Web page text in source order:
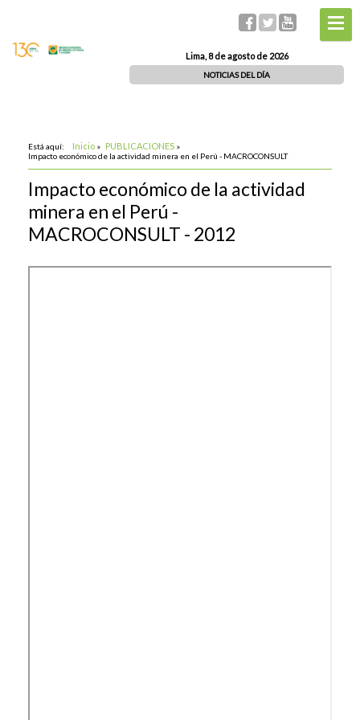
Lima, 8 de agosto de 2026
NOTICIAS DEL DÍA
Está aquí: Inicio » PUBLICACIONES »
Impacto económico de la actividad minera en el Perú - MACROCONSULT
Impacto económico de la actividad
minera en el Perú -
MACROCONSULT - 2012